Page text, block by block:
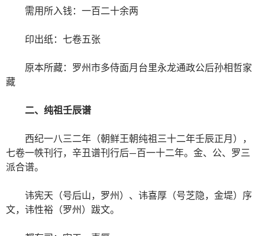
需用所入钱：一百二十余两
印出纸：七卷五张
原本所藏：罗州市多侍面月台里永龙通政公后孙相哲家
藏
二、纯祖壬辰谱
西纪一八三二年（朝鲜王朝纯祖三十二年壬辰正月），
七卷一帙刊行，辛丑谱刊行后—百一十二年。金、公、罗三
派合谱。
讳宪天（号后山，罗州）、讳喜厚（号芝隐，金堤）序
文，讳性裕（罗州）跋文。